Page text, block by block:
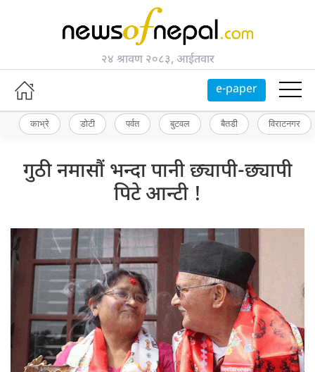
२४ श्रावण २०८३, आईतवार
e-paper
काभ्रे डोटी पर्वत बुटवल बैतडी विराटनगर
गुठी नमासौं भन्दा पानी छ्यापी-छ्यापी
पिटे आन्टी !